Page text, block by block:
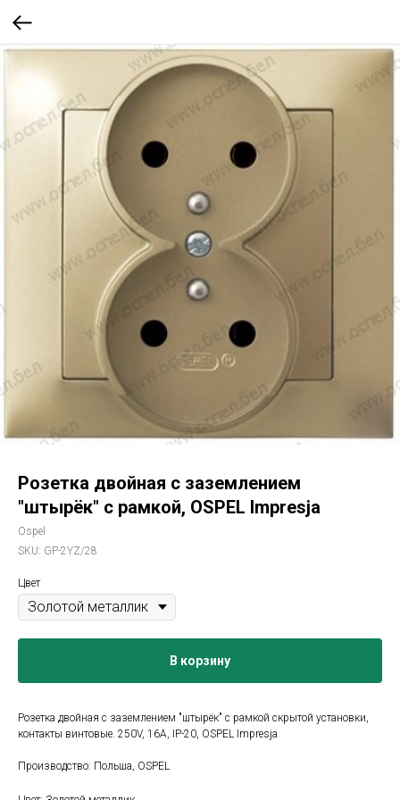
Розетка двойная с заземлением
"штырёк" с рамкой, OSPEL Impresja
Ospel
SKU: GP-2YZ/28
Цвет
В корзину
Розетка двойная с заземлением "штырёк" с рамкой скрытой установки,
контакты винтовые. 250V, 16A, IP-20, OSPEL Impresja
Производство: Польша, OSPEL